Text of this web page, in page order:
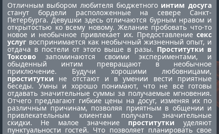
Отличным выбором любителя бюджетного интим досуга
станут бордели расположенные на севере Санкт-
Петербурга. Девушки здесь отличаются бурным нравом и
открытостью ко всему новому. Желание пробовать что-то
новое и необычное привлекает их. Предоставление секс
услуг воспринимается как необычный жизненный опыт, и
отдача в постели от этого выше в разы. Проститутки в
Токсово запоминаются своими экспериментами, и
обыденный интим превращают в необычное
приключение. Будучи хорошими любовницами,
проститутки не отстают и в умении вести приятные
беседы. Умны и хорошо понимают, что не все готовы
отдавать значительные суммы за получаемые мгновения.
Отчего предлагают гибкие цены на досуг, изменяя их по
различным причинам, позволяя приятным в общении и
привлекательным клиентам получать значительные
скидки. Не малое значение проститутки уделяют
пунктуальности гостей. Что позволяет планировать свое